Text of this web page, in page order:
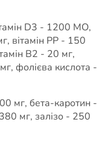
D3 - 1200 МО,
вітамін PP - 150
В2 - 20 мг,
фолієва кислота -
мг, бета-каротин -
мг, залізо - 250